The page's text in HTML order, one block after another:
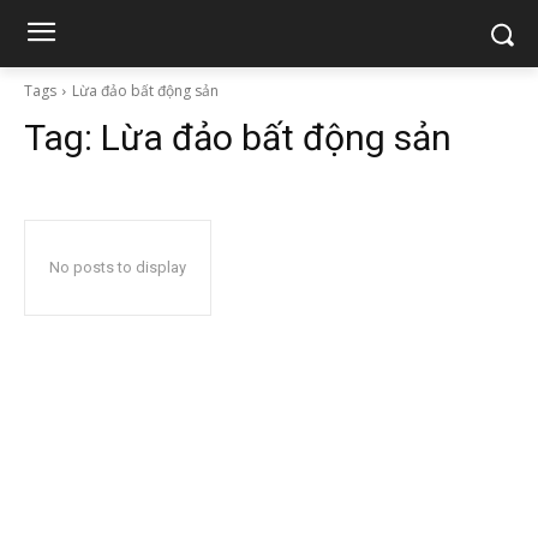
Tags Lừa đảo bất động sản
Tag: Lừa đảo bất động sản
No posts to display